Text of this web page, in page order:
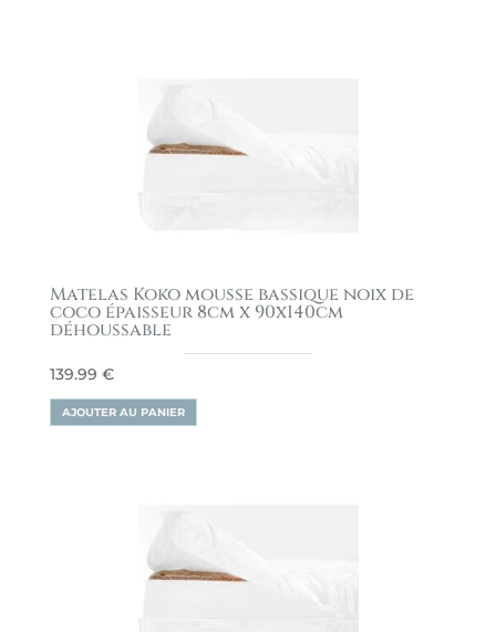
Matelas Koko mousse bassique noix de
coco épaisseur 8cm x 90x140cm
déhoussable
139.99 €
AJOUTER AU PANIER